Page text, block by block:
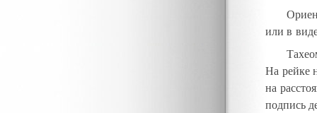
или в
На рейке
на
подпись